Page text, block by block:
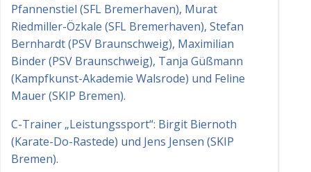
Pfannenstiel (SFL Bremerhaven), Murat
Riedmiller-Özkale (SFL Bremerhaven), Stefan
Bernhardt (PSV Braunschweig), Maximilian
Binder (PSV Braunschweig), Tanja Güßmann
(Kampfkunst-Akademie Walsrode) und Feline
Mauer (SKIP Bremen).
C-Trainer „Leistungssport“: Birgit Biernoth
(Karate-Do-Rastede) und Jens Jensen (SKIP
Bremen).